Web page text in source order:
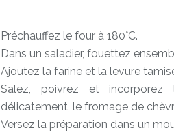
Préchauffez le four à 180°C.
Dans un saladier, fouettez
Ajoutez la farine et la levure
Salez, poivrez et incorporez
délicatement, le fromage de
Versez la préparation dans un